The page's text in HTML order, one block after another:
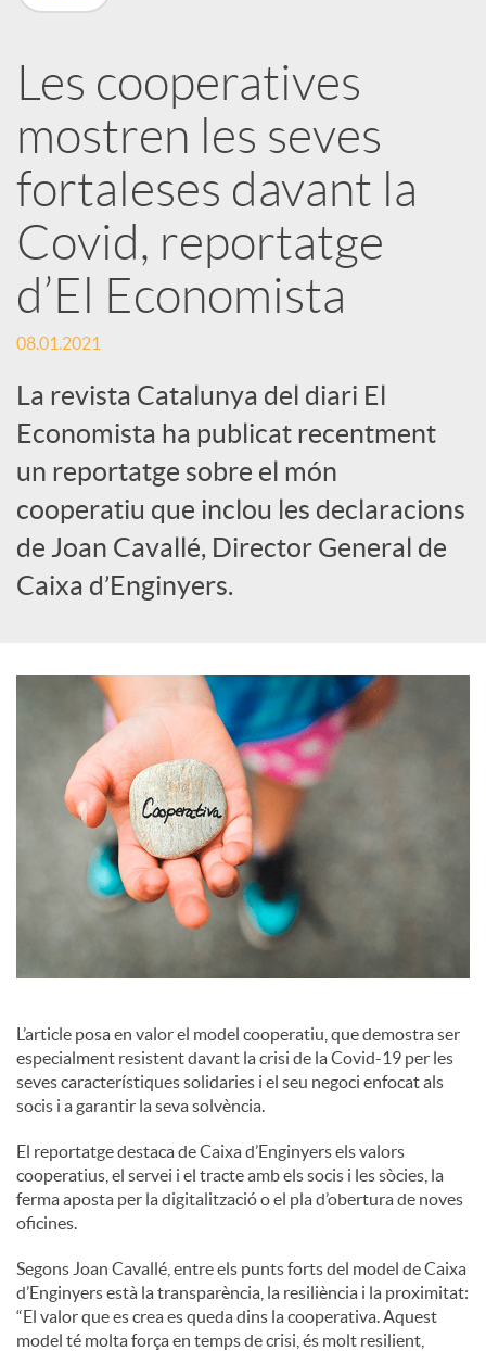
a
r
x
e
s
S
o
c
i
s
Les cooperatives
mostren les seves
fortaleses davant la
Covid, reportatge
d’El Economista
08.01.2021
La revista Catalunya del diari El
Economista ha publicat recentment
un reportatge sobre el món
cooperatiu que inclou les declaracions
de Joan Cavallé, Director General de
Caixa d’Enginyers.
L’article posa en valor el model cooperatiu, que demostra ser
especialment resistent davant la crisi de la Covid-19 per les
seves característiques solidaries i el seu negoci enfocat als
socis i a garantir la seva solvència.
El reportatge destaca de Caixa d’Enginyers els valors
cooperatius, el servei i el tracte amb els socis i les sòcies, la
ferma aposta per la digitalització o el pla d’obertura de noves
oficines.
Segons Joan Cavallé, entre els punts forts del model de Caixa
d’Enginyers està la transparència, la resiliència i la proximitat:
“El valor que es crea es queda dins la cooperativa. Aquest
model té molta força en temps de crisi, és molt resilient,